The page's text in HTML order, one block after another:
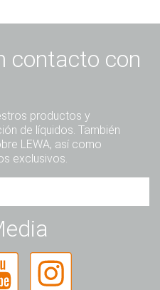
contacto con
productos y
de líquidos. También
LEWA, así como
exclusivos.